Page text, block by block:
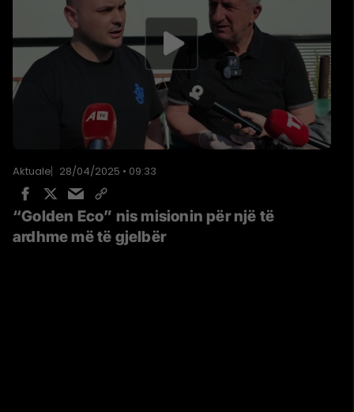
Aktuale 28/04/2025 • 09:33
“Golden Eco” nis misionin për një të
ardhme më të gjelbër